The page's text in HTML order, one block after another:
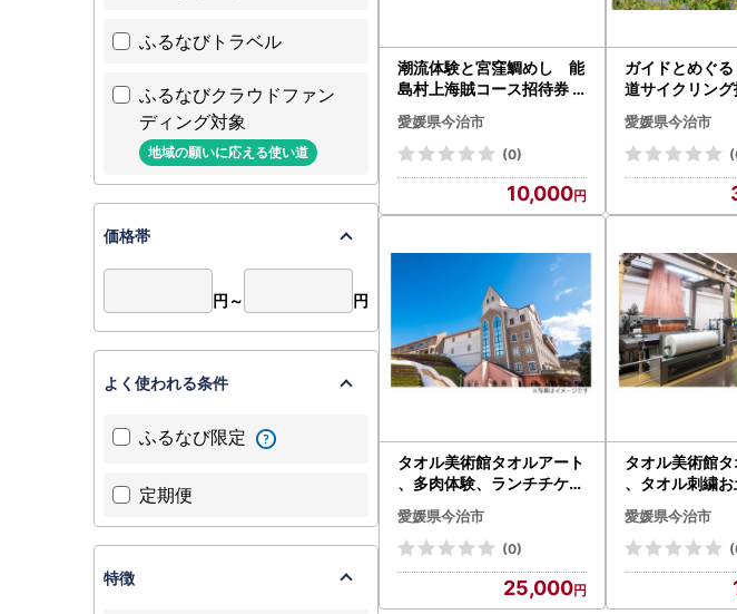
潮流体験と宮窪鯛めし 能
島村上海賊コース招待券 [
TB09010]
愛媛県今治市
(0)
10,000
ガイドとめぐ
道サイクリン
09030]
愛媛県今治市
タオル美術館タオルアート
、多肉体験、ランチチケッ
ト ペア [TC09050]
愛媛県今治市
(0)
25,000
タオル美術館
、タオル刺繍
ア [TB09050]
愛媛県今治市
ふるなびトラベル
ふるなびクラウドファン
ディング対象
地域の願いに応える使い道
価格帯
円～ 円
よく使われる条件
ふるなび限定
定期便
特徴